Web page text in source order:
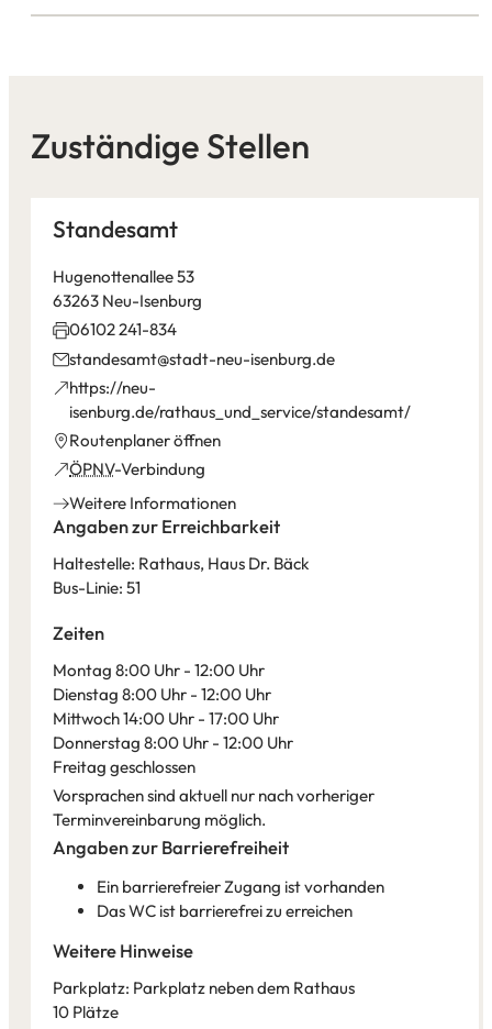
Zuständige Stellen
Standesamt
Hugenottenallee 53
63263 Neu-Isenburg
06102 241-834
standesamt stadt-neu-isenburg de
https://neu-
isenburg.de/rathaus_und_service/standesamt/
(Öffnet
in
einem
neuen
Tab)
Routenplaner öffnen
(Öffnet
in
neuen
Tab)
ÖPNV-Verbindung
(Öffnet
in
einem
neuen
Tab)
Weitere Informationen
Angaben zur Erreichbarkeit
Haltestelle: Rathaus, Haus Dr. Bäck
Bus-Linie: 51
Zeiten
Montag 8:00 Uhr - 12:00 Uhr
Dienstag 8:00 Uhr - 12:00 Uhr
Mittwoch 14:00 Uhr - 17:00 Uhr
Donnerstag 8:00 Uhr - 12:00 Uhr
Freitag geschlossen
Vorsprachen sind aktuell nur nach vorheriger
Terminvereinbarung möglich.
Angaben zur Barrierefreiheit
Ein barrierefreier Zugang ist vorhanden
Das WC ist barrierefrei zu erreichen
Weitere Hinweise
Parkplatz: Parkplatz neben dem Rathaus
10 Plätze